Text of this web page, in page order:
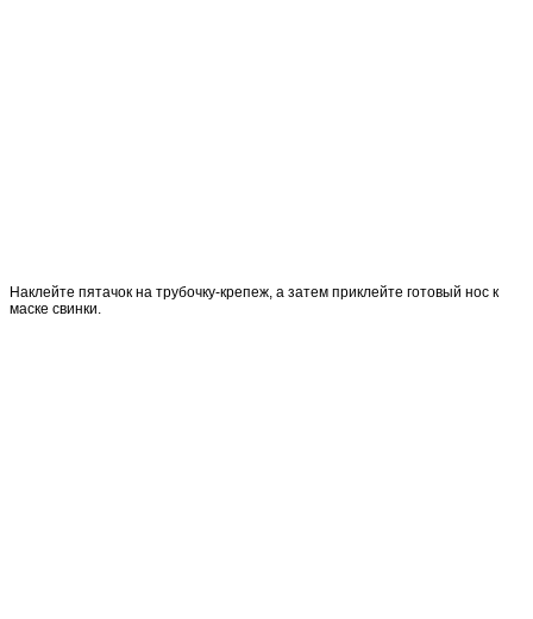
Наклейте пятачок на трубочку-крепеж, а затем приклейте готовый нос к
маске свинки.